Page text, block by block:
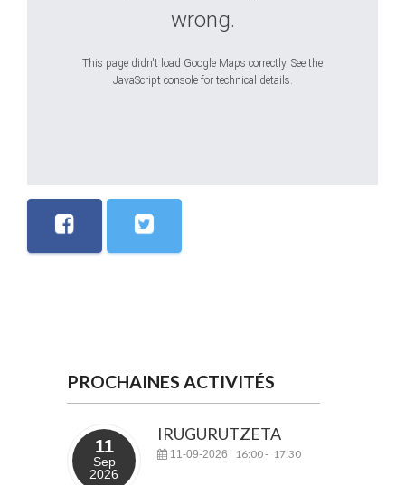
wrong.
This page didn't load Google Maps correctly. See the
JavaScript console for technical details.
PROCHAINES ACTIVITÉS
11
Sep
2026
IRUGURUTZETA
11-09-2026 16:00- 17:30